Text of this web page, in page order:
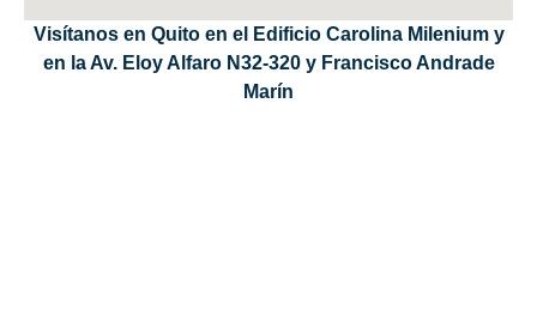
Visítanos en Quito en el Edificio Carolina Milenium y
en la Av. Eloy Alfaro N32-320 y Francisco Andrade
Marín